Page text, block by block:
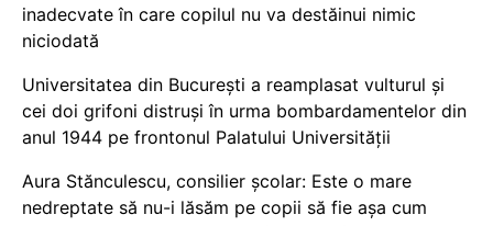
inadecvate în care copilul nu va destăinui nimic
niciodată
Universitatea din București a reamplasat vulturul și
cei doi grifoni distruși în urma bombardamentelor din
anul 1944 pe frontonul Palatului Universității
Aura Stănculescu, consilier școlar: Este o mare
nedreptate să nu-i lăsăm pe copii să fie așa cum